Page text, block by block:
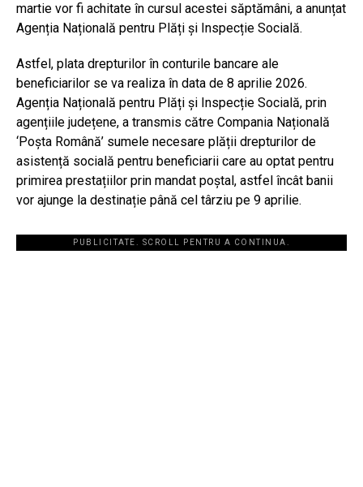
martie vor fi achitate în cursul acestei săptămâni, a anunțat
Agenția Națională pentru Plăți și Inspecție Socială.
Astfel, plata drepturilor în conturile bancare ale
beneficiarilor se va realiza în data de 8 aprilie 2026.
Agenția Națională pentru Plăți și Inspecție Socială, prin
agențiile județene, a transmis către Compania Națională
‘Poșta Română’ sumele necesare plății drepturilor de
asistență socială pentru beneficiarii care au optat pentru
primirea prestațiilor prin mandat poștal, astfel încât banii
vor ajunge la destinație până cel târziu pe 9 aprilie.
PUBLICITATE. SCROLL PENTRU A CONTINUA.